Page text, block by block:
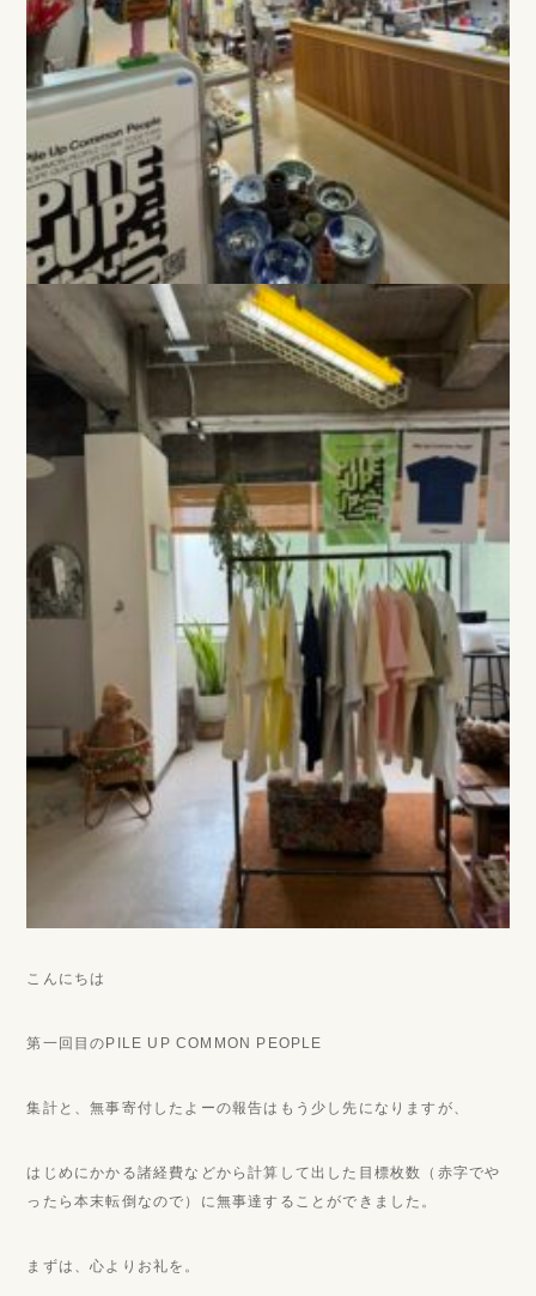
こんにちは
第一回目のPILE UP COMMON PEOPLE
集計と、無事寄付したよーの報告はもう少し先になりますが、
はじめにかかる諸経費などから計算して出した目標枚数（赤字でや
ったら本末転倒なので）に無事達することができました。
まずは、心よりお礼を。